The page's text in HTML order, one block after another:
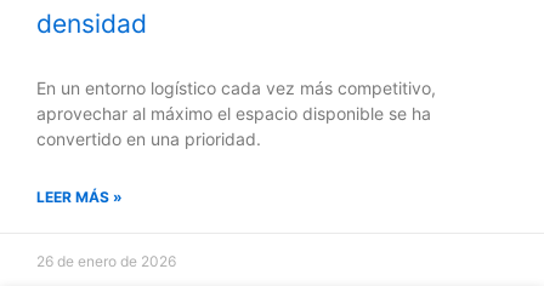
densidad
En un entorno logístico cada vez más competitivo,
aprovechar al máximo el espacio disponible se ha
convertido en una prioridad.
LEER MÁS »
26 de enero de 2026